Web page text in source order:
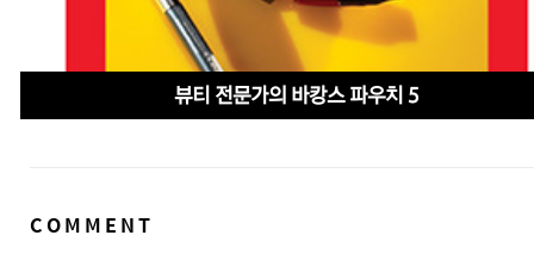
뷰티 전문가의 바캉스 파우치 5
댓
COMMENT